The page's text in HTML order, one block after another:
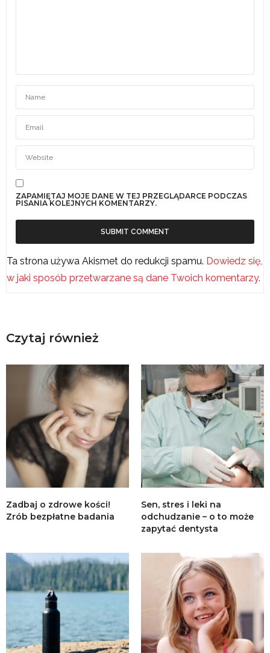
ZAPAMIĘTAJ MOJE DANE W TEJ PRZEGLĄDARCE PODCZAS
PISANIA KOLEJNYCH KOMENTARZY.
Ta strona używa Akismet do redukcji spamu. Dowiedz się,
w jaki sposób przetwarzane są dane Twoich komentarzy.
Czytaj również
Zadbaj o zdrowe kości!
Zrób bezpłatne badania
Sen, stres i leki na
odchudzanie – o to może
zapytać dentysta